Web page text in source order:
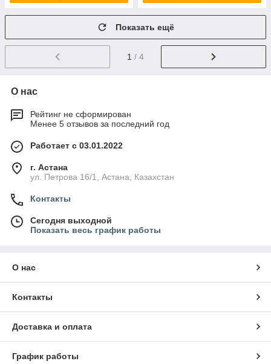
Показать ещё
1 / 4
О нас
Рейтинг не сформирован
Менее 5 отзывов за последний год
Работает с 03.01.2022
г. Астана
ул. Петрова 16/1, Астана, Казахстан
Контакты
Сегодня выходной
Показать весь график работы
О нас
Контакты
Доставка и оплата
График работы